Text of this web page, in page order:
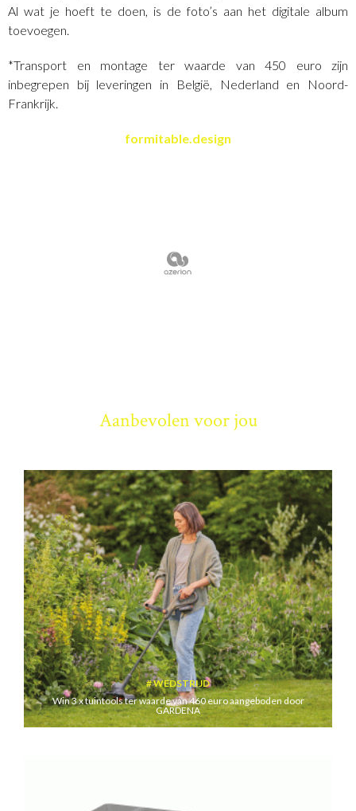
Al wat je hoeft te doen, is de foto’s aan het digitale album
toevoegen.
*Transport en montage ter waarde van 450 euro zijn
inbegrepen bij leveringen in België, Nederland en Noord-
Frankrijk.
formitable.design
Aanbevolen voor jou
WEDSTRIJD
Win 3 x tuintools ter waarde van 460 euro aangeboden door
GARDENA